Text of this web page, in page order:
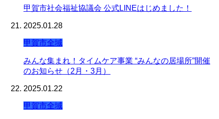
甲賀市社会福祉協議会 公式LINEはじめました！
2025.01.28
甲賀市全域
みんな集まれ！タイムケア事業 “みんなの居場所”開催
のお知らせ（2月・3月）
2025.01.22
甲賀市全域